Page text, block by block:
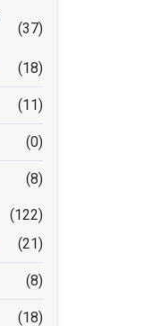
(37)
(18)
(11)
(0)
(8)
(122)
(21)
(8)
(18)